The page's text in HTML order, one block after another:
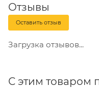
Отзывы
Оставить отзыв
Загрузка отзывов...
С этим товаром